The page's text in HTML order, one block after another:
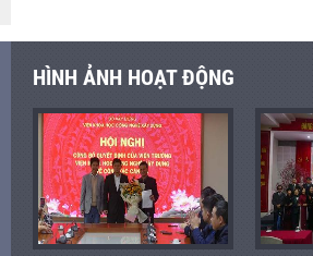
HÌNH ẢNH HOẠT ĐỘNG